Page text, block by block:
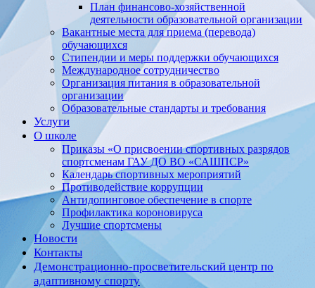
План финансово-хозяйственной
деятельности образовательной организации
Вакантные места для приема (перевода)
обучающихся
Стипендии и меры поддержки обучающихся
Международное сотрудничество
Организация питания в образовательной
организации
Образовательные стандарты и требования
Услуги
О школе
Приказы «О присвоении спортивных разрядов
спортсменам ГАУ ДО ВО «САШПСР»
Календарь спортивных мероприятий
Противодействие коррупции
Антидопинговое обеспечение в спорте
Профилактика короновируса
Лучшие спортсмены
Новости
Контакты
Демонстрационно-просветительский центр по
адаптивному спорту